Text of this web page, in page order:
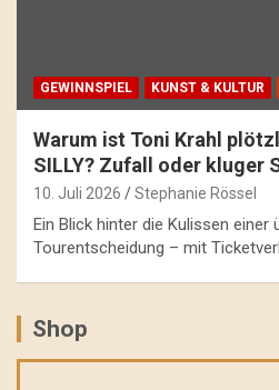
GEWINNSPIEL KUNST & KULTUR
Warum ist Toni Krahl
SILLY? Zufall oder kluger
10. Juli 2026 Stephanie Rössel
Ein Blick hinter die Kulissen einer
Tourentscheidung – mit
Shop